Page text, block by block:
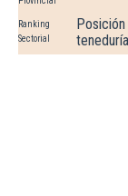
Ranking
Sectorial